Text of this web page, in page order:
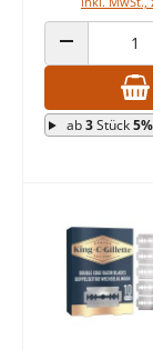
ANZAHL
ab3Stück